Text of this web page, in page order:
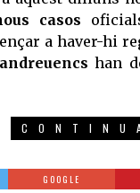
casos
a haver-hi
han
GOOGLE